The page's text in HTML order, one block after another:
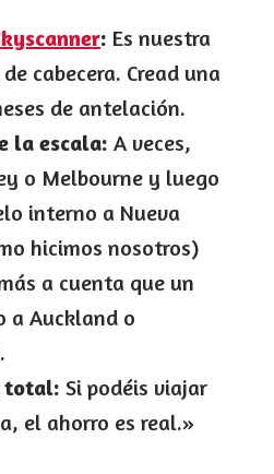
: Es nuestra
cabecera. Cread una
de antelación.
la escala: A veces,
o Melbourne y luego
interno a Nueva
hicimos nosotros)
a cuenta que un
a Auckland o
total: Si podéis viajar
el ahorro es real.»